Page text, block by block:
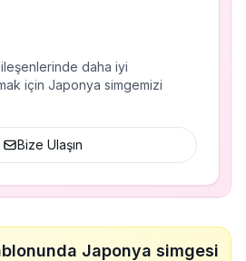
daha iyi
için Japonya simgemizi
Bize Ulaşın
Japonya simgesi